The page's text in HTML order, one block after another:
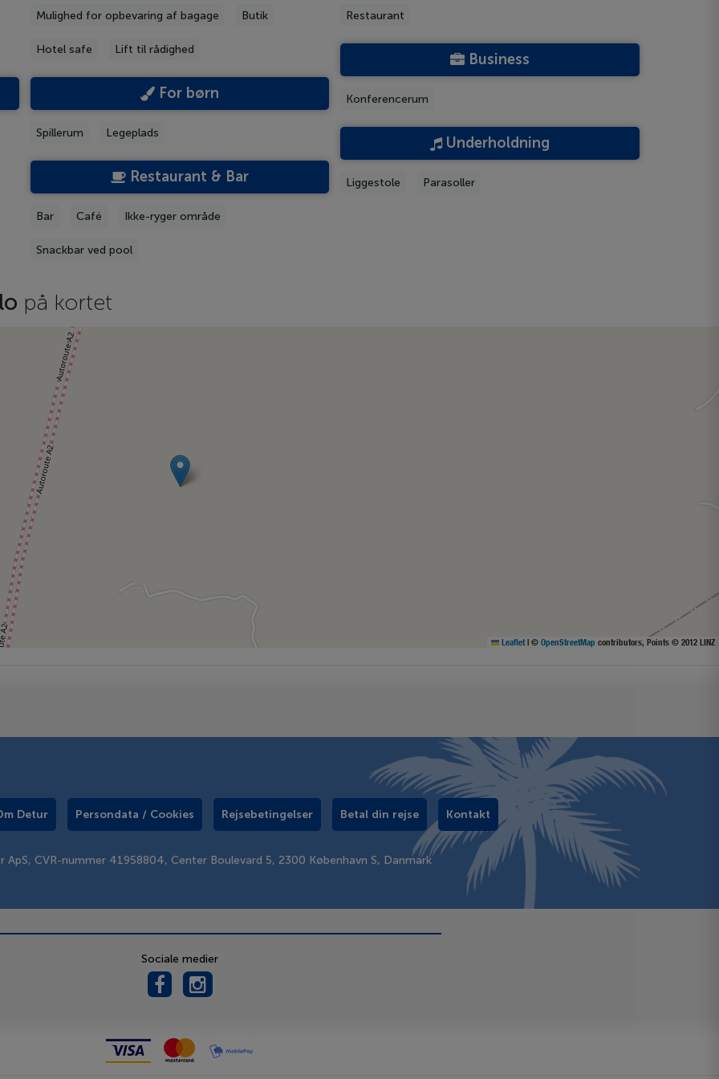
Mulighed for opbevaring af bagage Butik
Hotel safe Lift til rådighed
For børn
Spillerum Legeplads
Restaurant & Bar
Bar Café Ikke-ryger område
Snackbar ved pool
Restaurant
Business
Konferencerum
Underholdning
Liggestole Parasoller
på kortet
Leaflet | © OpenStreetMap contributors, Points © 2012 LINZ
Detur Persondata / Cookies Rejsebetingelser Betal din rejse Kontakt
ApS, CVR-nummer 41958804, Center Boulevard 5, 2300 København S, Danmark
Sociale medier